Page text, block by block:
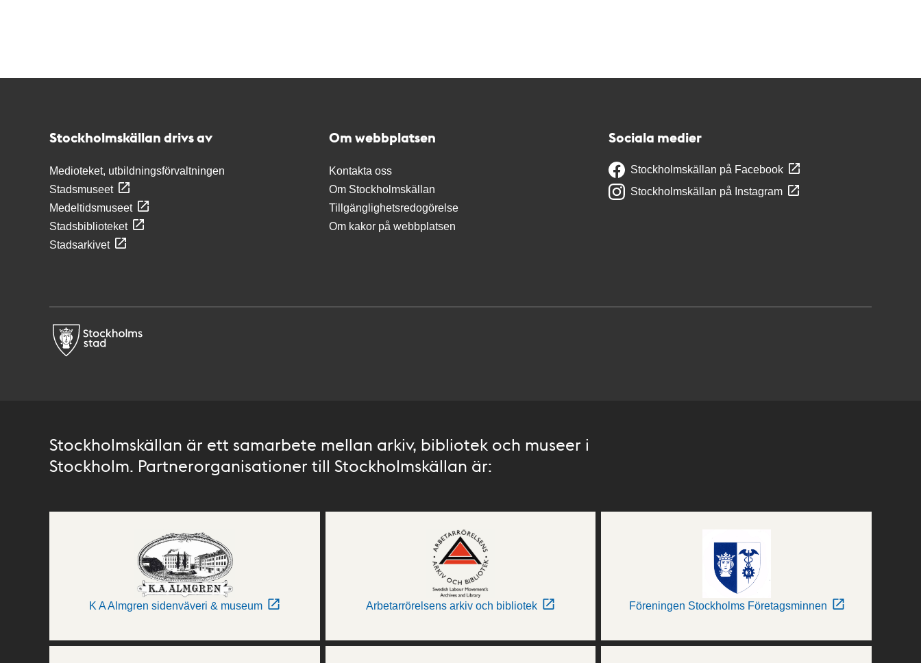
Stockholmskällan drivs av
Medioteket, utbildningsförvaltningen
Stadsmuseet
Medeltidsmuseet
Stadsbiblioteket
Stadsarkivet
Om webbplatsen
Kontakta oss
Om Stockholmskällan
Tillgänglighetsredogörelse
Om kakor på webbplatsen
Sociala medier
Stockholmskällan på Facebook
Stockholmskällan på Instagram
Stockholmskällan är ett samarbete mellan arkiv, bibliotek och museer i
Stockholm. Partnerorganisationer till Stockholmskällan är:
K A Almgren sidenväveri & museum Arbetarrörelsens arkiv och bibliotek Föreningen Stockholms Företagsminnen